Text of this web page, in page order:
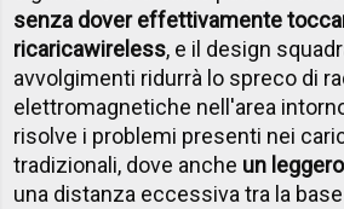
senza dover effettivamente
ricaricawireless, e il design
avvolgimenti ridurrà lo spreco di
elettromagnetiche nell'area
risolve i problemi presenti nei
tradizionali, dove anche un
una distanza eccessiva tra la